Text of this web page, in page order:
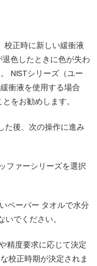
校正時に新しい緩衝液
色したときに色が失わ
NISTシリーズ（ユー
衝液を使用する場合
をお勧めします。
た後、次の操作に進み
ファーシリーズを選択
ペーパー タオルで水分
でください。
精度要求に応じて決定
校正時期が決定されま